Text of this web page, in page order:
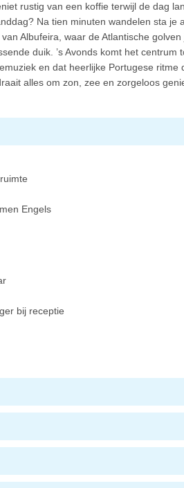
rustig van een koffie terwijl de dag
Na tien minuten wandelen sta je
Albufeira, waar de Atlantische golven
duik. ’s Avonds komt het centrum
en dat heerlijke Portugese ritme
alles om zon, zee en zorgeloos
Engels
bij receptie